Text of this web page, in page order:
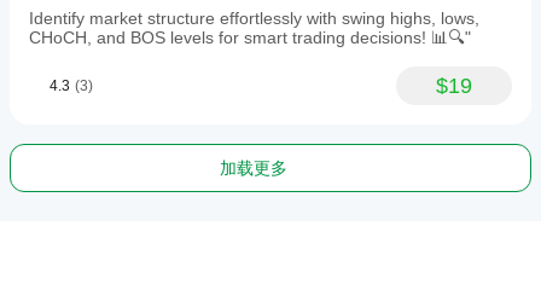
Identify market structure effortlessly with swing highs, lows,
CHoCH, and BOS levels for smart trading decisions! 📊🔍"
4.3 (3) $19
加载更多